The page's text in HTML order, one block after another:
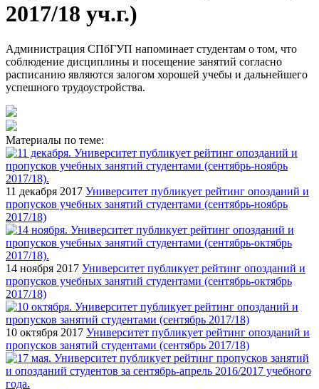
2017/18 уч.г.)
Администрация СПбГУП напоминает студентам о том, что
соблюдение дисциплины и посещение занятий согласно
расписанию являются залогом хорошей учебы и дальнейшего
успешного трудоустройства.
Материалы по теме:
11 декабря 2017 Университет публикует рейтинг опозданий и
пропусков учебных занятий студентами (сентябрь-ноябрь
2017/18)
14 ноября 2017 Университет публикует рейтинг опозданий и
пропусков учебных занятий студентами (сентябрь-октябрь
2017/18)
10 октября 2017 Университет публикует рейтинг опозданий и
пропусков занятий студентами (сентябрь 2017/18)